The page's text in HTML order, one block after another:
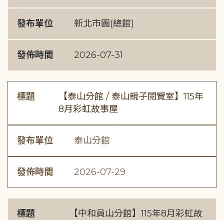
發布單位 新北市圖(總館)
發佈時間 2026-07-31
標題
【泰山分館 / 泰山親子閱覽室】115年
8月彩虹故事屋
發布單位 泰山分館
發佈時間 2026-07-29
標題
【中和員山分館】115年8月彩虹故